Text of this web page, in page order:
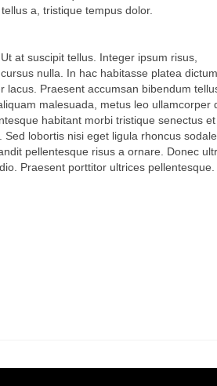
a, tristique tempus dolor.
at suscipit tellus. Integer ipsum risus,
nulla. In hac habitasse platea
lacus. Praesent accumsan bibendum
malesuada, metus leo ullamcorper
habitant morbi tristique senectus
lobortis nisi eget ligula rhoncus
pellentesque risus a ornare. Donec
Praesent porttitor ultrices pellentesque.